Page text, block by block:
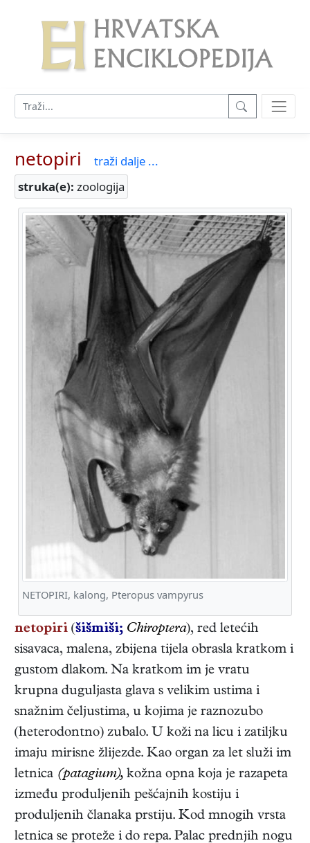
netopiri
traži dalje ...
struka(e): zoologija
NETOPIRI, kalong, Pteropus vampyrus
netopiri (šišmiši; Chiroptera), red letećih
sisavaca, malena, zbijena tijela obrasla kratkom i
gustom dlakom. Na kratkom im je vratu
krupna duguljasta glava s velikim ustima i
snažnim čeljustima, u kojima je raznozubo
(heterodontno) zubalo. U koži na licu i zatiljku
imaju mirisne žlijezde. Kao organ za let služi im
letnica (patagium), kožna opna koja je razapeta
između produljenih pešćajnih kostiju i
produljenih članaka prstiju. Kod mnogih vrsta
letnica se proteže i do repa. Palac prednjih nogu